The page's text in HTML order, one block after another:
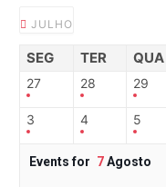
JULHO
SEG TER QUA
27 28 29
3 4 5
Events for 7Agosto